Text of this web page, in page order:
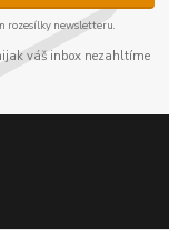
rozesílky newsletteru.
váš inbox nezahltíme